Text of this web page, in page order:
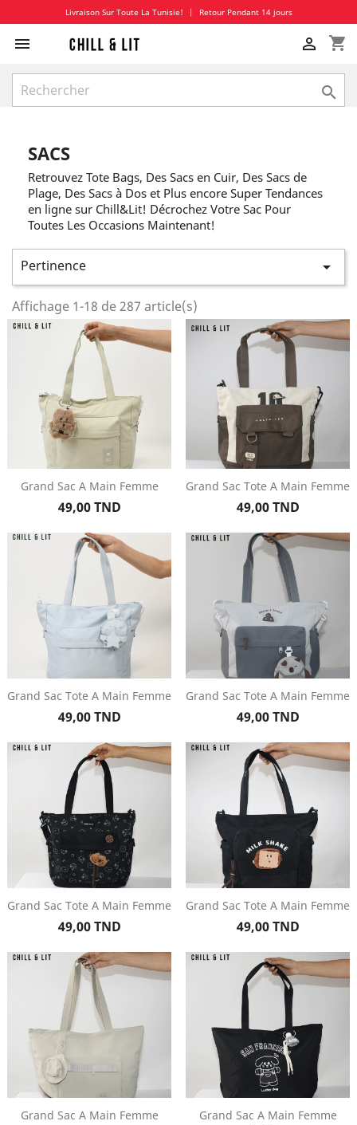
Livraison Sur Toute La Tunisie! | Retour Pendant 14 jours
 shopping_cart


SACS
Retrouvez Tote Bags, Des Sacs en Cuir, Des Sacs de
Plage, Des Sacs à Dos et Plus encore Super Tendances
en ligne sur Chill&Lit! Décrochez Votre Sac Pour
Toutes Les Occasions Maintenant!
Pertinence 
Affichage 1-18 de 287 article(s)
Grand Sac A Main Femme
Prix
49,00 TND
Grand Sac Tote A Main Femme
Prix
49,00 TND
Grand Sac Tote A Main Femme
Prix
49,00 TND
Grand Sac Tote A Main Femme
Prix
49,00 TND
Grand Sac Tote A Main Femme
Prix
49,00 TND
Grand Sac Tote A Main Femme
Prix
49,00 TND
Grand Sac A Main Femme
Grand Sac A Main Femme